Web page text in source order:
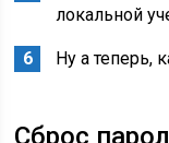
локальной
Ну а теперь,
Сброс